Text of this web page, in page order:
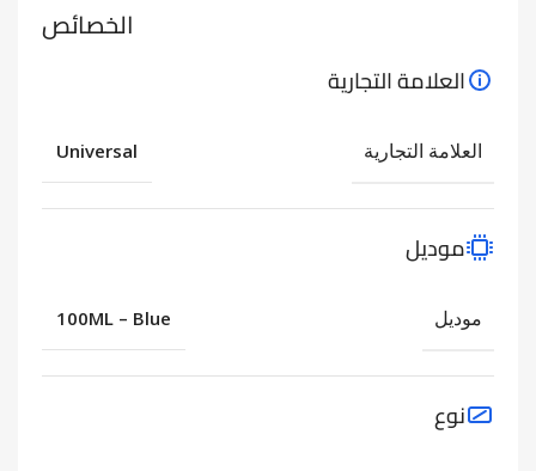
الخصائص
العلامة التجارية
العلامة التجارية Universal
موديل
موديل 100ML – Blue
نوع